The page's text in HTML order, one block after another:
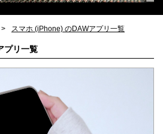
スマホ (iPhone) のDAWアプリ一覧
プリ一覧